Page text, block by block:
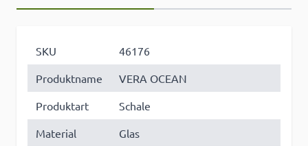
SKU
46176
Produktname
VERA OCEAN
Produktart
Schale
Material
Glas